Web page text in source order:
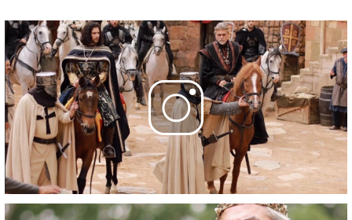
30 серия- 128. Bölüm
31 мая 2023
31 серия- 129. Bölüm
7 июня 2023
32 серия- 130. Bölüm
14 июня 2023